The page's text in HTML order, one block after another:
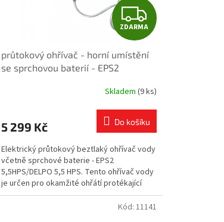
Z
D
A
R
M
A
ZDARMA
průtokový ohřívač - horní umístění
se sprchovou baterií - EPS2
je
z
5
hvězdiček.
Skladem (9 ks)
5 299 Kč Do košíku
Elektrický průtokový beztlaký ohřívač vody
včetně sprchové baterie - EPS2
5,5HPS/DELPO 5,5 HPS. Tento ohřívač vody
je určen pro okamžité ohřátí protékající
užitkové vody přes...
Kód: 11141